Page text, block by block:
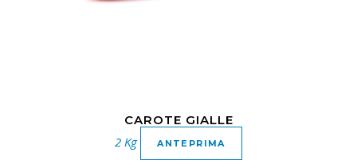
CAROTE GIALLE
2 Kg ANTEPRIMA